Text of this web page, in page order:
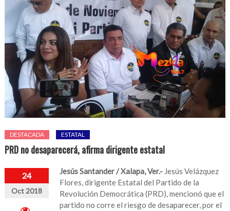
DESTACADA ESTATAL
PRD no desaparecerá, afirma dirigente estatal
24
Oct 2018
Jesús Santander / Xalapa, Ver.- Jesús Velázquez
Flores, dirigente Estatal del Partido de la
Revolución Democrática (PRD), mencionó que el
partido no corre el riesgo de desaparecer, por el